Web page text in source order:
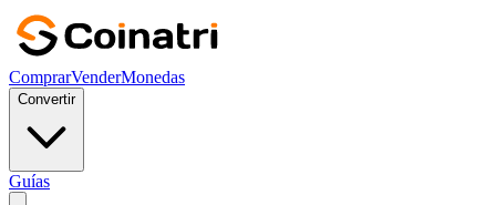
ComprarVenderMonedas
Convertir
Guías